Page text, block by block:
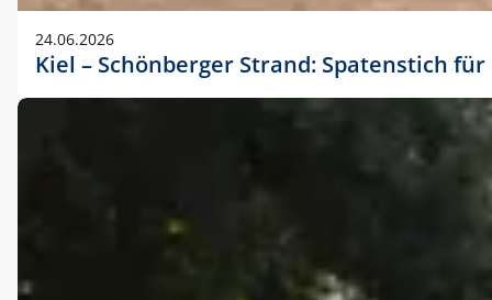
24.06.2026
Kiel – Schönberger Strand: Spatenstich